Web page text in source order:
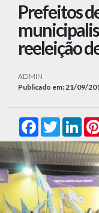
Prefeitos
reeleição
ADMIN
Publicado em: 21/09/
FacebookTwitter